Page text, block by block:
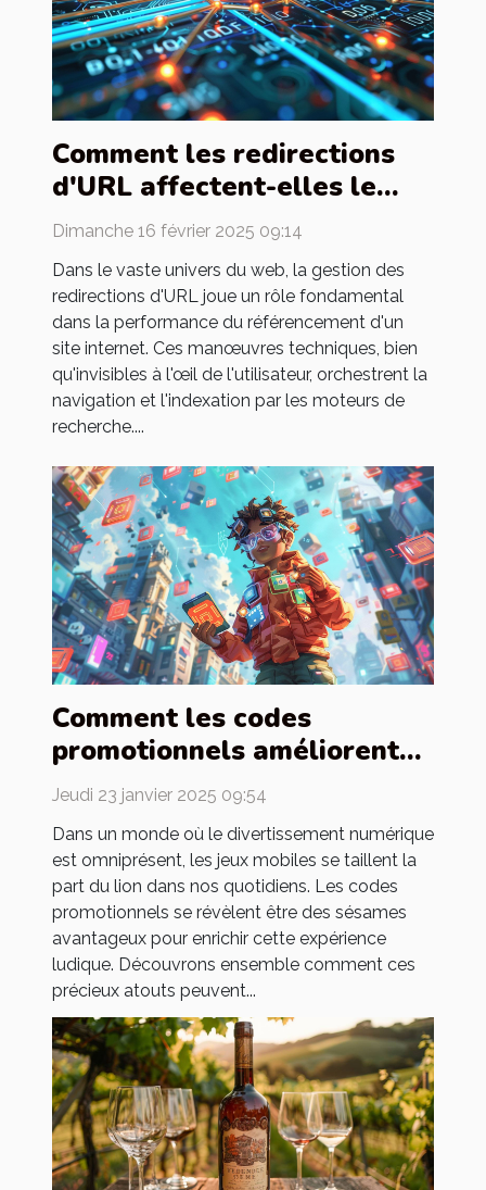
Comment les redirections
d'URL affectent-elles le
référencement d'un site
Dimanche 16 février 2025 09:14
Dans le vaste univers du web, la gestion des
redirections d'URL joue un rôle fondamental
dans la performance du référencement d'un
site internet. Ces manœuvres techniques, bien
qu'invisibles à l'œil de l'utilisateur, orchestrent la
navigation et l'indexation par les moteurs de
recherche....
Comment les codes
promotionnels améliorent
votre expérience dans les
jeux mobiles
Jeudi 23 janvier 2025 09:54
Dans un monde où le divertissement numérique
est omniprésent, les jeux mobiles se taillent la
part du lion dans nos quotidiens. Les codes
promotionnels se révèlent être des sésames
avantageux pour enrichir cette expérience
ludique. Découvrons ensemble comment ces
précieux atouts peuvent...